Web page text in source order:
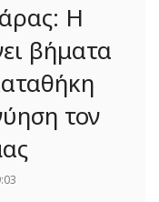
Η
βήματα
τον